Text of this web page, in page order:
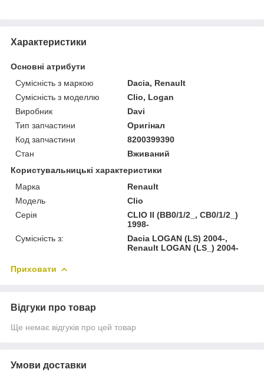
Характеристики
Основні атрибути
Сумісність з маркою
Dacia, Renault
Сумісність з моделлю
Clio, Logan
Виробник
Davi
Тип запчастини
Оригінал
Код запчастини
8200399390
Стан
Вживаний
Користувальницькі характеристики
Марка
Renault
Модель
Clio
Серія
CLIO II (BB0/1/2_, CB0/1/2_)
1998-
Сумісність з:
Dacia LOGAN (LS) 2004-,
Renault LOGAN (LS_) 2004-
Приховати
Відгуки про товар
Ще немає відгуків про цей товар
Умови доставки